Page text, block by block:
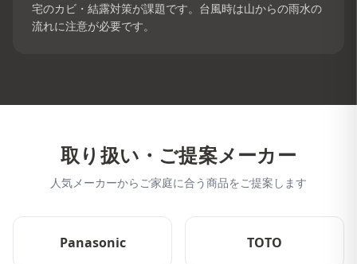
宅のカビ・結露対策が課題です。台風時は山からの雨水の
流れに注意が必要です。
取り扱い・ご提案メーカー
人気メーカーからご家庭に合う商品をご提案します
Panasonic TOTO